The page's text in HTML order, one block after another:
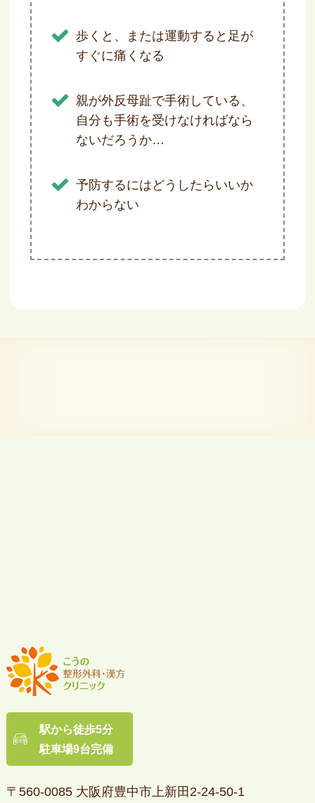
歩くと、または運動すると足が
すぐに痛くなる
親が外反母趾で手術している、
自分も手術を受けなければなら
ないだろうか…
予防するにはどうしたらいいか
わからない
駅から徒歩5分
駐車場9台完備
〒560-0085 大阪府豊中市上新田2-24-50-1